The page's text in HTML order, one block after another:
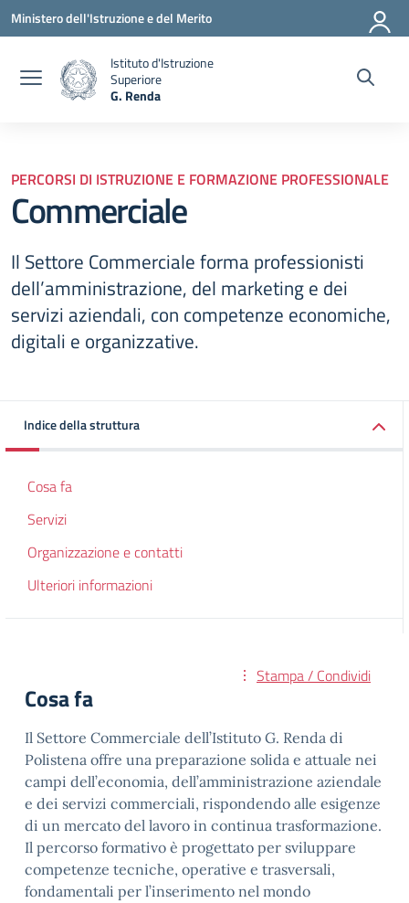
Vai ai contenuti
Vai al menu di navigazione
Vai al footer
Ministero dell'Istruzione e del Merito
Istituto d'Istruzione
Superiore
G. Renda
PERCORSI DI ISTRUZIONE E FORMAZIONE PROFESSIONALE
Commerciale
Il Settore Commerciale forma professionisti
dell’amministrazione, del marketing e dei
servizi aziendali, con competenze economiche,
digitali e organizzative.
Indice della struttura
Cosa fa
Servizi
Organizzazione e contatti
Ulteriori informazioni
Stampa / Condividi
Cosa fa
Il Settore Commerciale dell’Istituto G. Renda di
Polistena offre una preparazione solida e attuale nei
campi dell’economia, dell’amministrazione aziendale
e dei servizi commerciali, rispondendo alle esigenze
di un mercato del lavoro in continua trasformazione.
Il percorso formativo è progettato per sviluppare
competenze tecniche, operative e trasversali,
fondamentali per l’inserimento nel mondo